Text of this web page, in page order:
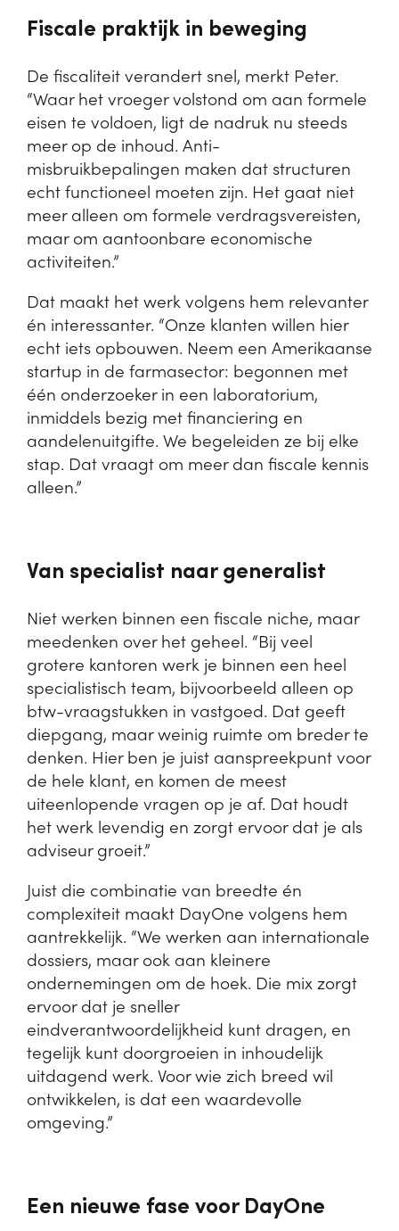
Fiscale praktijk in beweging
De fiscaliteit verandert snel, merkt Peter.
“Waar het vroeger volstond om aan formele
eisen te voldoen, ligt de nadruk nu steeds
meer op de inhoud. Anti-
misbruikbepalingen maken dat structuren
echt functioneel moeten zijn. Het gaat niet
meer alleen om formele verdragsvereisten,
maar om aantoonbare economische
activiteiten.”
Dat maakt het werk volgens hem relevanter
én interessanter. “Onze klanten willen hier
echt iets opbouwen. Neem een Amerikaanse
startup in de farmasector: begonnen met
één onderzoeker in een laboratorium,
inmiddels bezig met financiering en
aandelenuitgifte. We begeleiden ze bij elke
stap. Dat vraagt om meer dan fiscale kennis
alleen.”
Van specialist naar generalist
Niet werken binnen een fiscale niche, maar
meedenken over het geheel. “Bij veel
grotere kantoren werk je binnen een heel
specialistisch team, bijvoorbeeld alleen op
btw-vraagstukken in vastgoed. Dat geeft
diepgang, maar weinig ruimte om breder te
denken. Hier ben je juist aanspreekpunt voor
de hele klant, en komen de meest
uiteenlopende vragen op je af. Dat houdt
het werk levendig en zorgt ervoor dat je als
adviseur groeit.”
Juist die combinatie van breedte én
complexiteit maakt DayOne volgens hem
aantrekkelijk. “We werken aan internationale
dossiers, maar ook aan kleinere
ondernemingen om de hoek. Die mix zorgt
ervoor dat je sneller
eindverantwoordelijkheid kunt dragen, en
tegelijk kunt doorgroeien in inhoudelijk
uitdagend werk. Voor wie zich breed wil
ontwikkelen, is dat een waardevolle
omgeving.”
Een nieuwe fase voor DayOne